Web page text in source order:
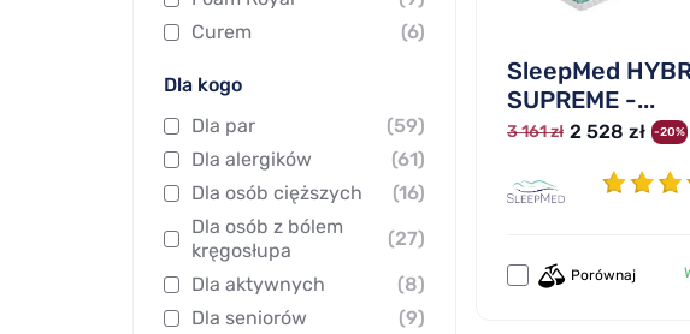
Curem
(6)
Dla kogo
Dla par
(59)
Dla alergików
(61)
Dla osób cięższych
(16)
Dla osób z bólem
kręgosłupa
(27)
Dla aktywnych
(8)
Dla seniorów
(9)
SleepMed
SUPREME -...
3 161 zł 2 528 zł -20%
Porównaj